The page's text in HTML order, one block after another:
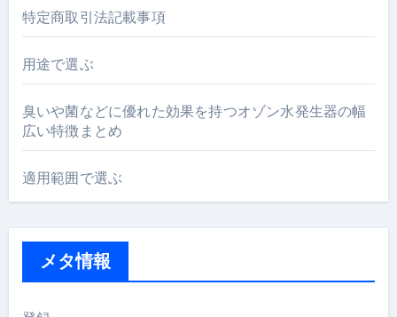
特定商取引法記載事項
用途で選ぶ
臭いや菌などに優れた効果を持つオゾン水発生器の幅
広い特徴まとめ
適用範囲で選ぶ
メタ情報